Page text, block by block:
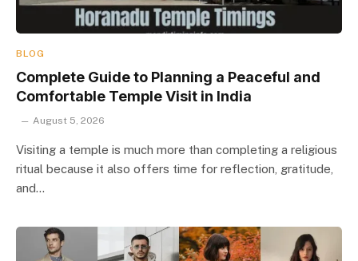
BLOG
Complete Guide to Planning a Peaceful and
Comfortable Temple Visit in India
August 5, 2026
Visiting a temple is much more than completing a religious
ritual because it also offers time for reflection, gratitude,
and…